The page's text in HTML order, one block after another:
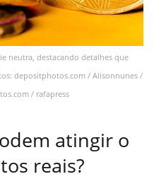
neutra, destacando detalhes que
depositphotos.com / Alisonnunes /
/ rafapress
atingir o
reais?